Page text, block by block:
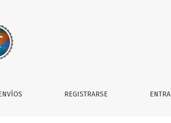
y tecnología
REGISTRARSE